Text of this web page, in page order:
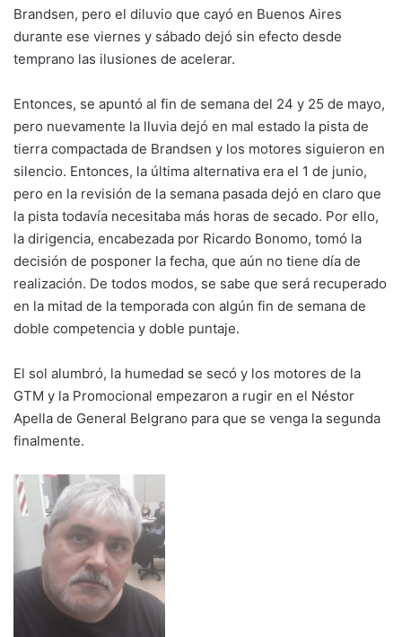
Brandsen, pero el diluvio que cayó en Buenos Aires
durante ese viernes y sábado dejó sin efecto desde
temprano las ilusiones de acelerar.
Entonces, se apuntó al fin de semana del 24 y 25 de mayo,
pero nuevamente la lluvia dejó en mal estado la pista de
tierra compactada de Brandsen y los motores siguieron en
silencio. Entonces, la última alternativa era el 1 de junio,
pero en la revisión de la semana pasada dejó en claro que
la pista todavía necesitaba más horas de secado. Por ello,
la dirigencia, encabezada por Ricardo Bonomo, tomó la
decisión de posponer la fecha, que aún no tiene día de
realización. De todos modos, se sabe que será recuperado
en la mitad de la temporada con algún fin de semana de
doble competencia y doble puntaje.
El sol alumbró, la humedad se secó y los motores de la
GTM y la Promocional empezaron a rugir en el Néstor
Apella de General Belgrano para que se venga la segunda
finalmente.